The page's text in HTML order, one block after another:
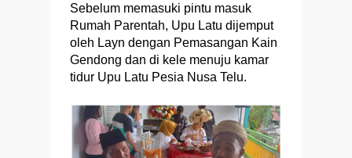
Sebelum memasuki pintu masuk
Rumah Parentah, Upu Latu dijemput
oleh Layn dengan Pemasangan Kain
Gendong dan di kele menuju kamar
tidur Upu Latu Pesia Nusa Telu.